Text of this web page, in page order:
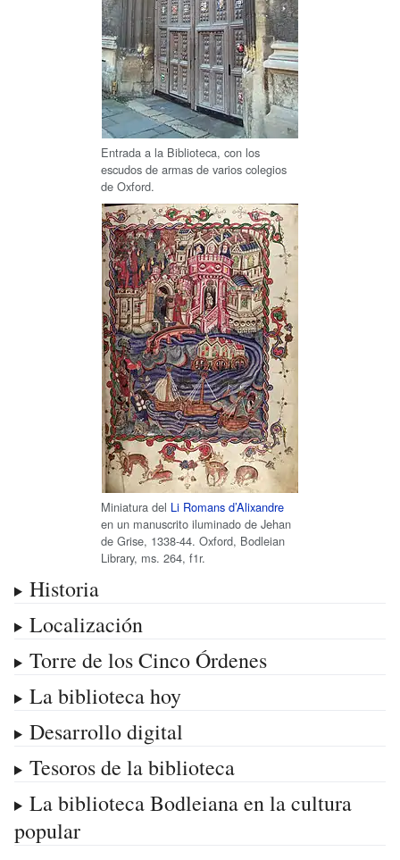
Entrada a la Biblioteca, con los
escudos de armas de varios colegios
de Oxford.
Miniatura del Li Romans d’Alixandre
en un manuscrito iluminado de Jehan
de Grise, 1338-44. Oxford, Bodleian
Library, ms. 264, f1r.
Historia
Localización
Torre de los Cinco Órdenes
La biblioteca hoy
Desarrollo digital
Tesoros de la biblioteca
La biblioteca Bodleiana en la cultura
popular